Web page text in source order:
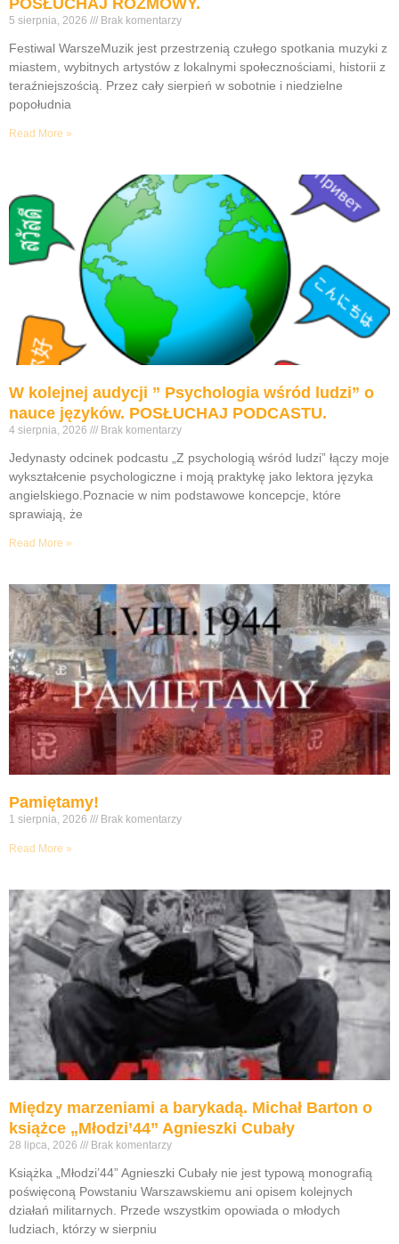
5 sierpnia, 2026 Brak komentarzy
Festiwal WarszeMuzik jest przestrzenią czułego spotkania muzyki z
miastem, wybitnych artystów z lokalnymi społecznościami, historii z
teraźniejszością. Przez cały sierpień w sobotnie i niedzielne
popołudnia
Read More »
W kolejnej audycji ” Psychologia wśród ludzi” o
nauce języków. POSŁUCHAJ PODCASTU.
4 sierpnia, 2026 Brak komentarzy
Jedynasty odcinek podcastu „Z psychologią wśród ludzi” łączy moje
wykształcenie psychologiczne i moją praktykę jako lektora języka
angielskiego.Poznacie w nim podstawowe koncepcje, które
sprawiają, że
Read More »
Pamiętamy!
1 sierpnia, 2026 Brak komentarzy
Read More »
Między marzeniami a barykadą. Michał Barton o
książce „Młodzi’44” Agnieszki Cubały
28 lipca, 2026 Brak komentarzy
Książka „Młodzi’44” Agnieszki Cubały nie jest typową monografią
poświęconą Powstaniu Warszawskiemu ani opisem kolejnych
działań militarnych. Przede wszystkim opowiada o młodych
ludziach, którzy w sierpniu